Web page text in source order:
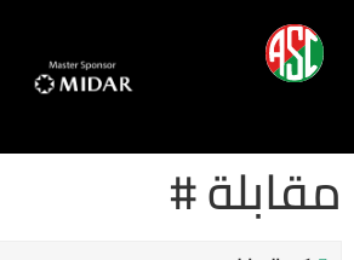
مقابلة #